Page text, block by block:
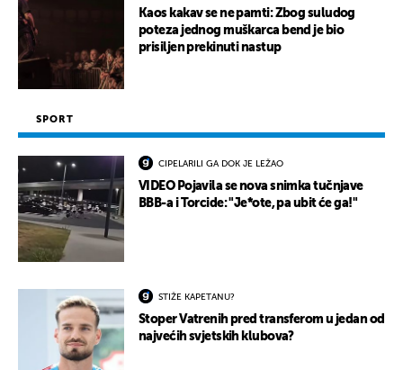
Kaos kakav se ne pamti: Zbog suludog
poteza jednog muškarca bend je bio
prisiljen prekinuti nastup
SPORT
CIPELARILI GA DOK JE LEŽAO
VIDEO Pojavila se nova snimka tučnjave
BBB-a i Torcide: "Je*ote, pa ubit će ga!"
STIŽE KAPETANU?
Stoper Vatrenih pred transferom u jedan od
najvećih svjetskih klubova?